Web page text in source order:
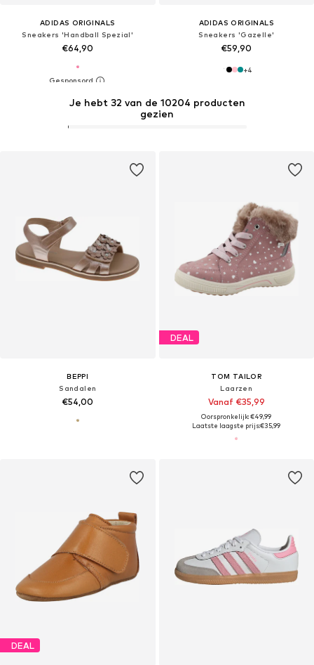
ADIDAS ORIGINALS
Sneakers 'Handball Spezial'
€64,90
ADIDAS ORIGINALS
Sneakers 'Gazelle'
€59,90
+4
Je hebt 32 van de 10204 producten
gezien
BEPPI
Sandalen
€54,00
DEAL
TOM TAILOR
Laarzen
Vanaf €35,99
Oorspronkelijk: €49,99
Laatste laagste prijs:€35,99
DEAL